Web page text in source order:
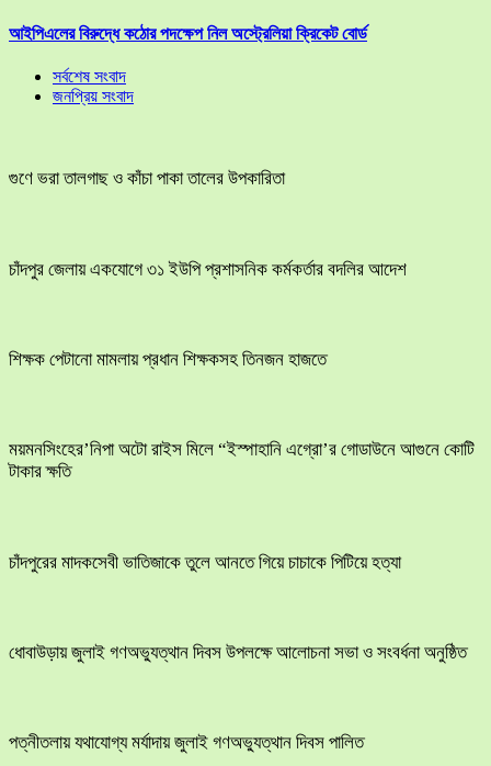
আইপিএলের বিরুদ্ধে কঠোর পদক্ষেপ নিল অস্ট্রেলিয়া ক্রিকেট বোর্ড
সর্বশেষ সংবাদ
জনপ্রিয় সংবাদ
গুণে ভরা তালগাছ ও কাঁচা পাকা তালের উপকারিতা
চাঁদপুর জেলায় একযোগে ৩১ ইউপি প্রশাসনিক কর্মকর্তার বদলির আদেশ
শিক্ষক পেটানো মামলায় প্রধান শিক্ষকসহ তিনজন হাজতে
ময়মনসিংহের’নিপা অটো রাইস মিলে “ইস্পাহানি এগ্রো’র গোডাউনে আগুনে কোটি
টাকার ক্ষতি
চাঁদপুরের মাদকসেবী ভাতিজাকে তুলে আনতে গিয়ে চাচাকে পিটিয়ে হত্যা
ধোবাউড়ায় জুলাই গণঅভ্যুত্থান দিবস উপলক্ষে আলোচনা সভা ও সংবর্ধনা অনুষ্ঠিত
পত্নীতলায় যথাযোগ্য মর্যাদায় জুলাই গণঅভ্যুত্থান দিবস পালিত